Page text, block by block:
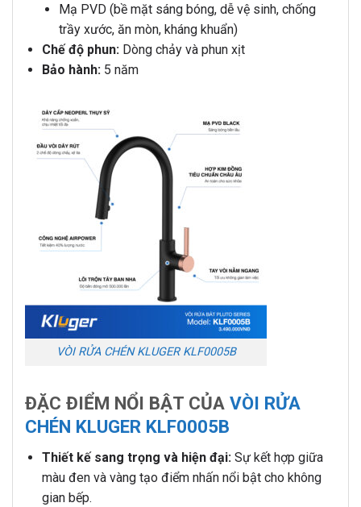
Mạ PVD (bề mặt sáng bóng, dễ vệ sinh, chống
trầy xước, ăn mòn, kháng khuẩn)
Chế độ phun:Dòng chảy và phun xịt
Bảo hành:5 năm
VÒI RỬA CHÉN KLUGER KLF0005B
ĐẶC ĐIỂM NỔI BẬT CỦA VÒI RỬA
CHÉN KLUGER KLF0005B
Thiết kế sang trọng và hiện đại:Sự kết hợp giữa
màu đen và vàng tạo điểm nhấn nổi bật cho không
gian bếp.